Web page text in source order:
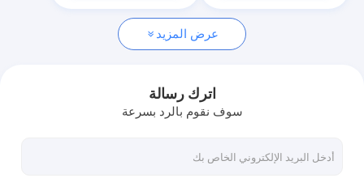
شبكة معمارية من الفولاذ المقاوم للصدأ
شبكة معدنية معمارية
عرض المزيد
اترك رسالة
سوف نقوم بالرد بسرعة